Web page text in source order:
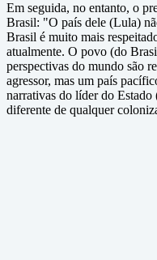
Em seguida, no entanto, o
Brasil: "O país dele (Lula)
Brasil é muito mais
atualmente. O povo (do
perspectivas do mundo são
agressor, mas um país
narrativas do líder do
diferente de qualquer